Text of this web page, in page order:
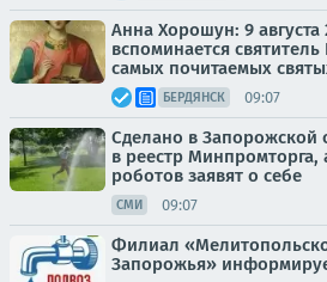
Анна Хорошун: 9 августа
вспоминается
самых почитаемых
БЕРДЯНСК 09:07
Сделано в Запорожской
в реестр Минпромторга,
роботов заявят о себе
СМИ 09:07
Филиал
Запорожья»